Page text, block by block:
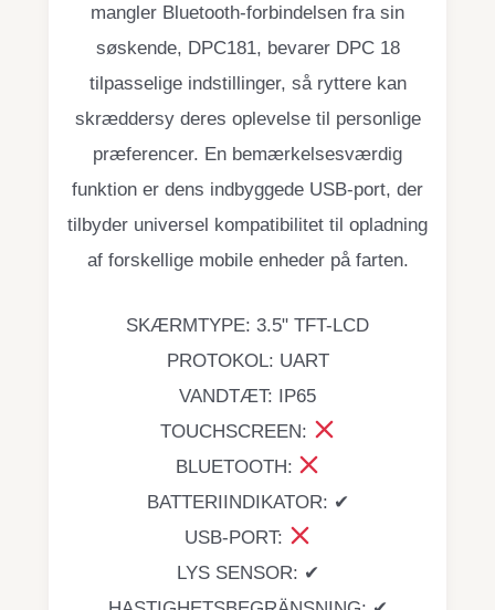
mangler Bluetooth-forbindelsen fra sin
søskende, DPC181, bevarer DPC 18
tilpasselige indstillinger, så ryttere kan
skræddersy deres oplevelse til personlige
præferencer. En bemærkelsesværdig
funktion er dens indbyggede USB-port, der
tilbyder universel kompatibilitet til opladning
af forskellige mobile enheder på farten.
SKÆRMTYPE: 3.5" TFT-LCD
PROTOKOL: UART
VANDTÆT: IP65
TOUCHSCREEN:
BLUETOOTH:
BATTERIINDIKATOR: ✔
USB-PORT:
LYS SENSOR: ✔